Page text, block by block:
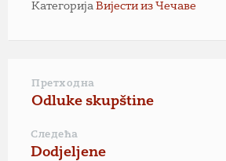
Категорија Вијести из Чечаве
Претходна
Odluke skupštine
Следећа
Dodjeljene